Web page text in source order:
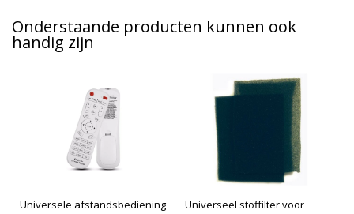
Onderstaande producten kunnen ook
handig zijn
Universele afstandsbediening
Universeel stoffilter voor